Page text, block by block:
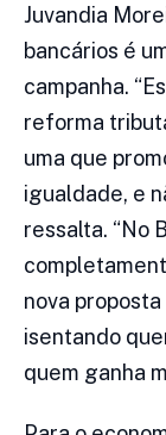
Juvandia
bancários é
campanha.
reforma
uma que
igualdade, e
ressalta. “No
nova
isentando
quem ganha